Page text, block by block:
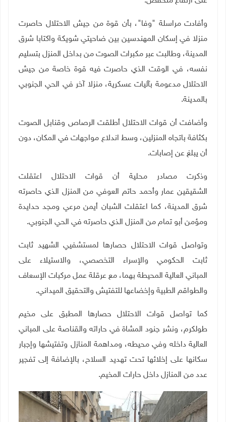
وأفادت مراسلة "وفا"، بأن قوة من جيش الاحتلال حاصرت
منزلا في إسكان المهندسين بين ضاحيتي شويكة واكتابا شرق
المدينة، وطالبت عبر مكبرات الصوت من بداخل المنزل بتسليم
نفسه، في الوقت الذي حاصرت فيه قوة خاصة من جيش
الاحتلال مدعومة بآليات عسكرية، منزلا آخر في الحي الجنوبي
بالمدينة.
وأضافت أن قوات الاحتلال أطلقت الرصاص وقنابل الصوت
بكثافة باتجاه المنزلين، وسط اندلاع مواجهات في المكان، دون
أن يبلغ عن إصابات.
وذكرت مصادر محلية أن قوات الاحتلال اعتقلت
الشقيقين عمار وأحمد حاتم العوفي من المنزل الذي حاصرته
شرق المدينة، كما اعتقلت الشبان أيمن مرعي ومجد حدايدة
ومؤمن أبو تمام من المنزل الذي حاصرته في الحي الجنوبي.
وتواصل قوات الاحتلال حصارها لمستشفيي الشهيد ثابت
ثابت الحكومي والإسراء التخصصي، والاستيلاء على
المباني العالية المحيطة بهما، مع عرقلة عمل مركبات الإسعاف
والطواقم الطبية وإخضاعها للتفتيش والتحقيق الميداني.
كما تواصل قوات الاحتلال حصارها المطبق على مخيم
طولكرم، ونشر جنود المشاة في حاراته والقناصة على المباني
العالية داخله وفي محيطه، ومداهمة المنازل وتفتيشها وإجبار
سكانها على إخلائها تحت تهديد السلاح، بالإضافة إلى تفجير
عدد من المنازل داخل حارات المخيم.